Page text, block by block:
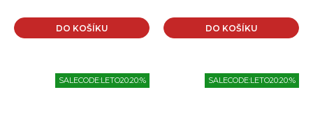
DO KOŠÍKU DO KOŠÍKU
SALECODE:LETO20:20:% SALECODE:LETO20:20:%